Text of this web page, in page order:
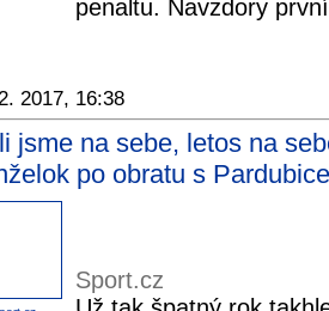
penaltu. Navzdory
2017, 16:38
jsme na sebe, letos na
po obratu s
Sport.cz